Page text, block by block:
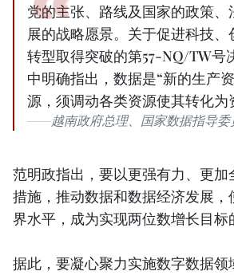
党的主张、路线及国家的政策
展的战略愿景。关于促进科技
转型取得突破的第57-NQ/TW号
中明确指出，数据是“新的生产
源，须调动各类资源使其转化为
越南政府总理、国家数据指导
范明政指出，要以更强有力、更
措施，推动数据和数据经济发展
界水平，成为实现两位数增长目标
据此，要凝心聚力实施数字数据领